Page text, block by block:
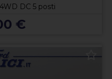
DC 5 posti
€